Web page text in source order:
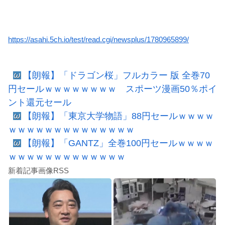
https://asahi.5ch.io/test/read.cgi/newsplus/1780965899/
【朗報】「ドラゴン桜」フルカラー 版 全巻70
円セールｗｗｗｗｗｗｗｗ スポーツ漫画50％ポイ
ント還元セール
【朗報】「東京大学物語」88円セールｗｗｗｗ
ｗｗｗｗｗｗｗｗｗｗｗｗｗｗ
【朗報】「GANTZ」全巻100円セールｗｗｗｗ
ｗｗｗｗｗｗｗｗｗｗｗｗｗ
新着記事画像RSS